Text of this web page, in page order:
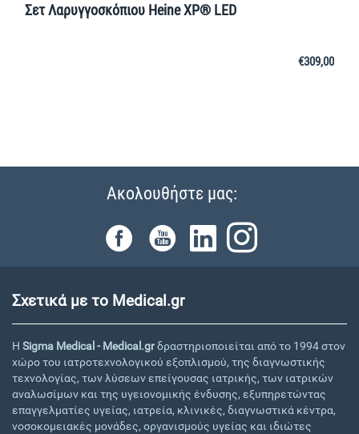
Σετ Λαρυγγοσκόπιου Heine XP® LED
€309,00
Ακολουθήστε μας:
Σχετικά με το Medical.gr
Η Sigma Medical - Medical.grδραστηριοποιείται από το 1994 στον
χώρο του ιατροτεχνολογικού εξοπλισμού, της διαγνωστικής
τεχνολογίας, των λύσεων επείγουσας ιατρικής, των ιατρικών
αναλωσίμων και της υγειονομικής ένδυσης, εξυπηρετώντας
επαγγελματίες υγείας, ιατρεία, κλινικές, διαγνωστικά κέντρα,
νοσοκομειακές μονάδες, οργανισμούς υγείας και ιδιώτες